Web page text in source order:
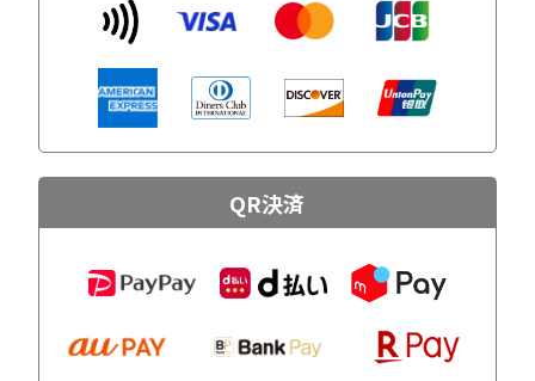
QR決済